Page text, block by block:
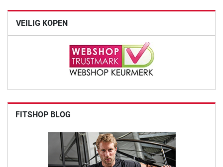
VEILIG KOPEN
FITSHOP BLOG